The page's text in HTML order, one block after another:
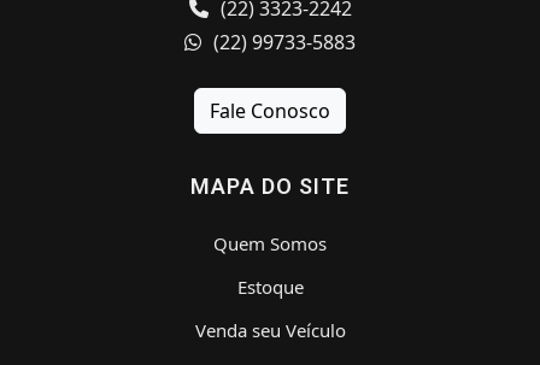
(22) 3323-2242
(22) 99733-5883
Fale Conosco
MAPA DO SITE
Quem Somos
Estoque
Venda seu Veículo